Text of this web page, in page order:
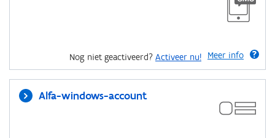
Meer info
Nog niet geactiveerd? Activeer nu!
Alfa-windows-account